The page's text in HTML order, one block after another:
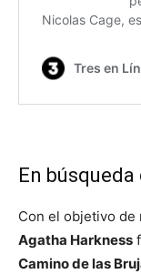
En
Con el objetivo
Agatha Harkness
Camino de las